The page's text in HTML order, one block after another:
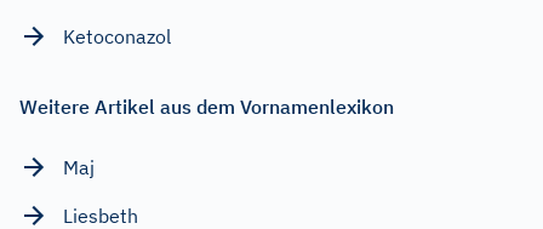
Ketoconazol
Weitere Artikel aus dem Vornamenlexikon
Maj
Liesbeth